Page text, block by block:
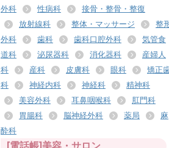
外科
性病科
接骨・整骨・整復
放射線科
整体・マッサージ
整
外科
歯科 歯科口腔外科
気管食
道科
泌尿器科 消化器科
産婦人
科
産科 皮膚科 眼科
矯正
科
神経内科 神経科
精神科
美容外科
耳鼻咽喉科
肛門科
胃腸科
脳神経外科 薬局
麻
酔科